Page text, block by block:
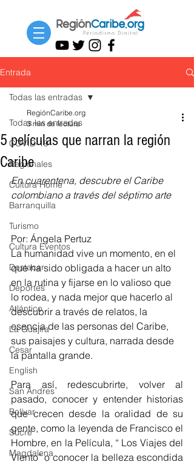
Entrada
Todas las entradas
COVID-19
Regionales
Cultura Home
Barranquilla
Turismo
Cultura Eventos
Destacar
Deportes
Atlántico
La Guajira
Cesar
English
San Andres
Bolívar
Sucre
Magdalena
Todas las entradas
5 películas que narran la región
Caribe
RegiónCaribe.org
3 min de lectura
En cuarentena, descubre el Caribe
colombiano a través del séptimo arte
Por: Ángela Pertuz
La humanidad vive un momento, en el
que ha sido obligada a hacer un alto
en la rutina y fijarse en lo valioso que
lo rodea, y nada mejor que hacerlo al
descubrir a través de relatos, la
esencia de las personas del Caribe,
sus paisajes y cultura, narrada desde
la pantalla grande.
Para así, redescubrirte, volver al
pasado, conocer y entender historias
que crecen desde la oralidad de su
gente, como la leyenda de Francisco el
Hombre, en la Película, “ Los Viajes del
Viento” o conocer la belleza escondida